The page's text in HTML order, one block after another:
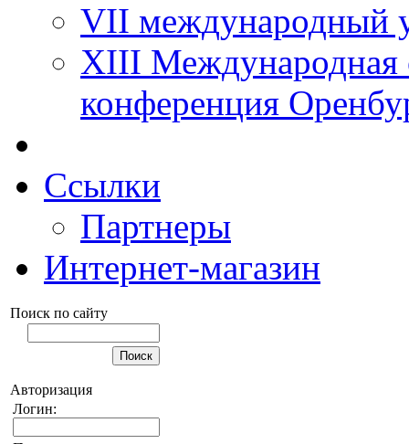
VII международный
XIII Международная
конференция
Ссылки
Партнеры
Интернет-магазин
Поиск по сайту
Авторизация
Логин: